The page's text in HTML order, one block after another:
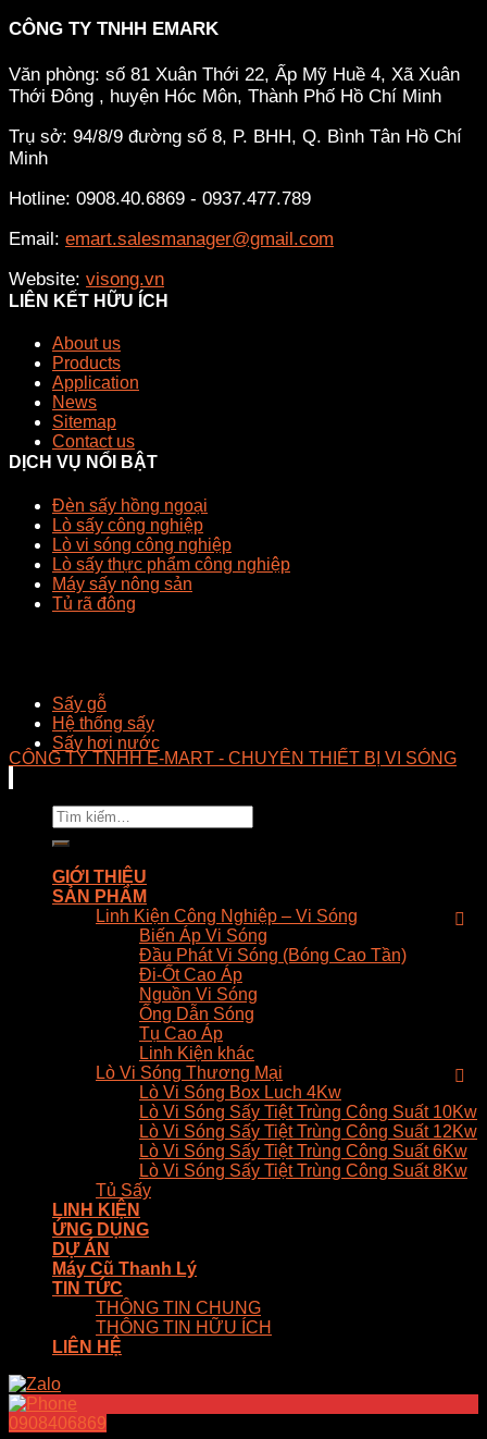
CÔNG TY TNHH EMARK
Văn phòng: số 81 Xuân Thới 22, Ấp Mỹ Huề 4, Xã Xuân
Thới Đông , huyện Hóc Môn, Thành Phố Hồ Chí Minh
Trụ sở: 94/8/9 đường số 8, P. BHH, Q. Bình Tân Hồ Chí
Minh
Hotline: 0908.40.6869 - 0937.477.789
Email: emart.salesmanager@gmail.com
Website: visong.vn
LIÊN KẾT HỮU ÍCH
About us
Products
Application
News
Sitemap
Contact us
DỊCH VỤ NỔI BẬT
Đèn sấy hồng ngoại
Lò sấy công nghiệp
Lò vi sóng công nghiệp
Lò sấy thực phẩm công nghiệp
Máy sấy nông sản
Tủ rã đông
Sấy gỗ
Hệ thống sấy
Sấy hơi nước
CÔNG TY TNHH E-MART - CHUYÊN THIẾT BỊ VI SÓNG
Tìm
kiếm:
GIỚI THIỆU
SẢN PHẨM
Linh Kiện Công Nghiệp – Vi Sóng
Biến Áp Vi Sóng
Đầu Phát Vi Sóng (Bóng Cao Tần)
Đi-Ốt Cao Áp
Nguồn Vi Sóng
Ống Dẫn Sóng
Tụ Cao Áp
Linh Kiện khác
Lò Vi Sóng Thương Mại
Lò Vi Sóng Box Luch 4Kw
Lò Vi Sóng Sấy Tiệt Trùng Công Suất 10Kw
Lò Vi Sóng Sấy Tiệt Trùng Công Suất 12Kw
Lò Vi Sóng Sấy Tiệt Trùng Công Suất 6Kw
Lò Vi Sóng Sấy Tiệt Trùng Công Suất 8Kw
Tủ Sấy
LINH KIỆN
ỨNG DỤNG
DỰ ÁN
Máy Cũ Thanh Lý
TIN TỨC
THÔNG TIN CHUNG
THÔNG TIN HỮU ÍCH
LIÊN HỆ
0908406869